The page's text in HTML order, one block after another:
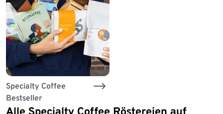
Specialty Coffee
Bestseller
Alle Specialty Coffee Röstereien auf
Ende der Auflistung